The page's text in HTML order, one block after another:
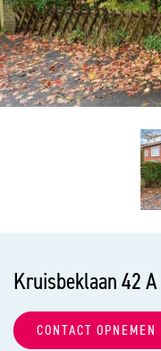
Kruisbeklaan 42 A
CONTACT OPNEMEN